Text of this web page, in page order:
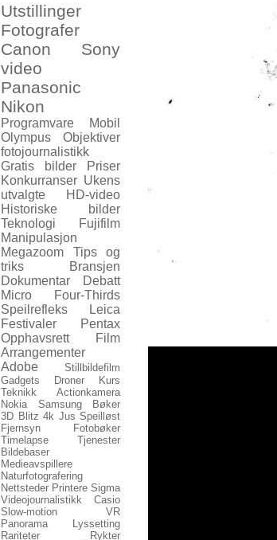
Utstillinger
Fotografer
Canon
Sony
video
Panasonic
Nikon
Programvare
Mobil
Olympus
Objektiver
fotojournalistikk
Gratis bilder
Priser
Konkurranser Ukens
utvalgte
HD-video
Historiske bilder
Teknologi
Fujifilm
Manipulasjon
Megazoom
Tips og
triks
Bransjen
Dokumentar
Debatt
Micro Four-Thirds
Speilrefleks
Leica
Festivaler
Pentax
Opphavsrett
Film
Arrangementer
Adobe
Stillbildefilm
Gadgets
Droner
Kurs
Teknikk
Actionkamera
Nokia
Samsung
Bøker
3D Blitz 4k Jus Speilløst
Fjernsyn
Fotobøker
Timelapse
Tjenester
Bildebaser
Medieavspillere
Naturfotografering
Nettsteder Printere Sigma
Videojournalistikk
Casio
Slow-motion
VR
Panorama
Lyssetting
Rariteter
Rykter